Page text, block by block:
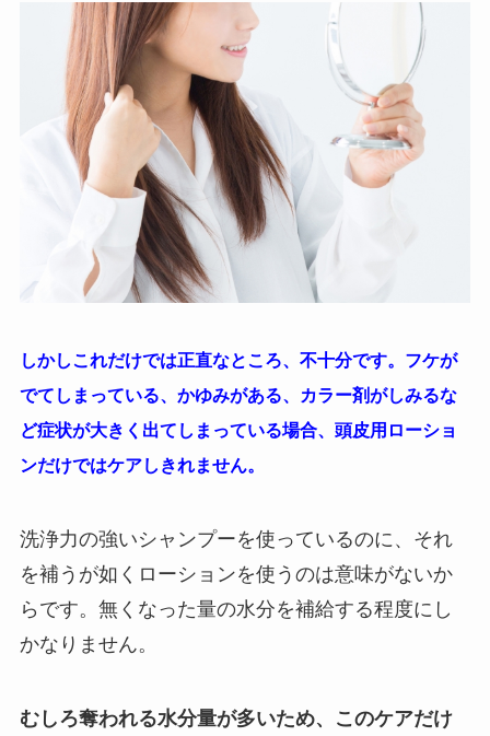
しかしこれだけでは正直なところ、不十分です。フケが
でてしまっている、かゆみがある、カラー剤がしみるな
ど症状が大きく出てしまっている場合、頭皮用ローショ
ンだけではケアしきれません。
洗浄力の強いシャンプーを使っているのに、それ
を補うが如くローションを使うのは意味がないか
らです。無くなった量の水分を補給する程度にし
かなりません。
むしろ奪われる水分量が多いため、このケアだけ